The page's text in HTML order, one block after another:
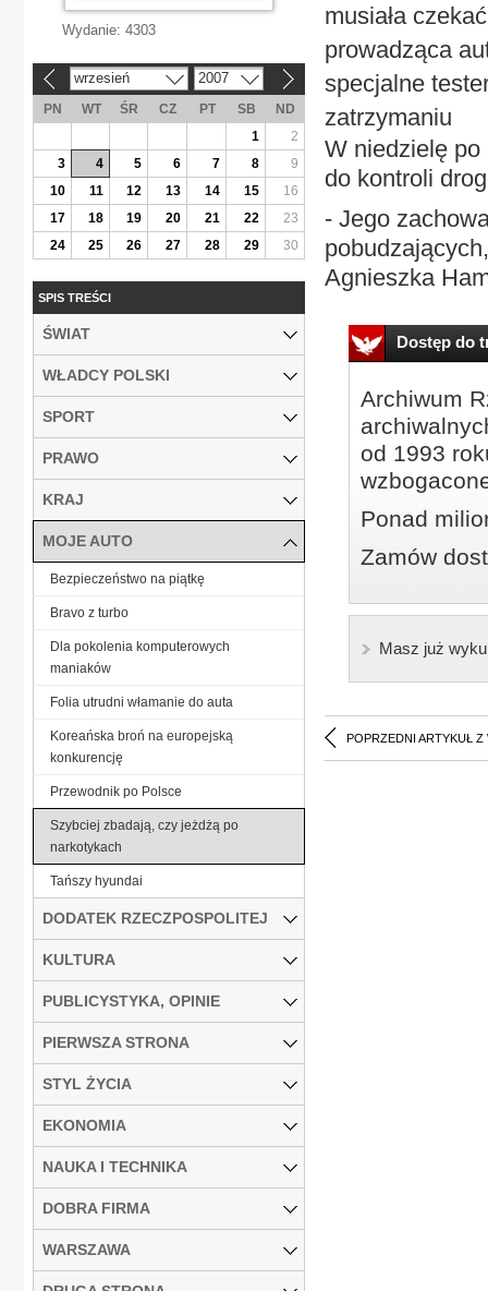
musiała
prowadząca
specjalne
zatrzymaniu
W niedzielę po
do kontroli
- Jego
Agnieszka
Dostęp do
Archiwum
od 1993
Ponad
Zamów
Masz już
POPRZEDNI ARTYKUŁ Z
Wydanie: 4303
wrzesień 2007
PN WT ŚR CZ PT SB
ND
1
2
3
4 5 6 7 8
9
10
11 12 13 14 15
16
17
18 19 20 21 22
23
24
25 26 27 28 29 30
SPIS TREŚCI
ŚWIAT
WŁADCY POLSKI
SPORT
PRAWO
KRAJ
MOJE AUTO
Bezpieczeństwo na piątkę
Bravo z turbo
Dla pokolenia komputerowych
maniaków
Folia utrudni włamanie do auta
Koreańska broń na europejską
konkurencję
Przewodnik po Polsce
Szybciej zbadają, czy jeżdżą po
narkotykach
Tańszy hyundai
DODATEK RZECZPOSPOLITEJ
KULTURA
PUBLICYSTYKA, OPINIE
PIERWSZA STRONA
STYL ŻYCIA
EKONOMIA
NAUKA I TECHNIKA
DOBRA FIRMA
WARSZAWA